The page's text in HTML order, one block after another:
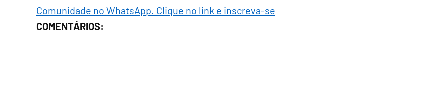
Comunidade no WhatsApp. Clique no link e inscreva-se
COMENTÁRIOS: